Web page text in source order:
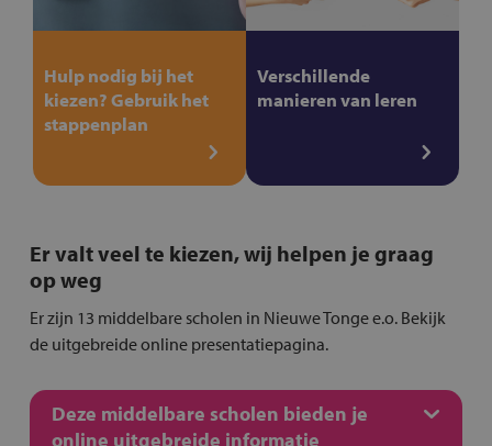
Hulp nodig bij het
kiezen? Gebruik het
stappenplan
Verschillende
manieren van leren
Er valt veel te kiezen, wij helpen je graag
op weg
Er zijn 13 middelbare scholen in Nieuwe Tonge e.o. Bekijk
de uitgebreide online presentatiepagina.
Deze middelbare scholen bieden je
online uitgebreide informatie